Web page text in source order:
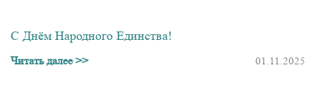
С Днём Народного Единства!
Читать далее >> 01.11.2025